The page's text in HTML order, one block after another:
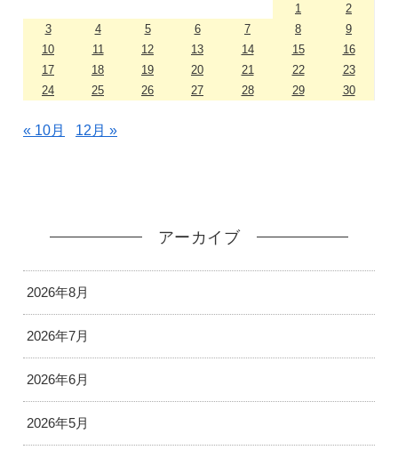
1
2
3
4 5 6 7 8
9
10
11 12 13 14 15
16
17
18 19 20 21 22
23
24
25 26 27 28 29 30
« 10月 12月 »
アーカイブ
2026年8月
2026年7月
2026年6月
2026年5月